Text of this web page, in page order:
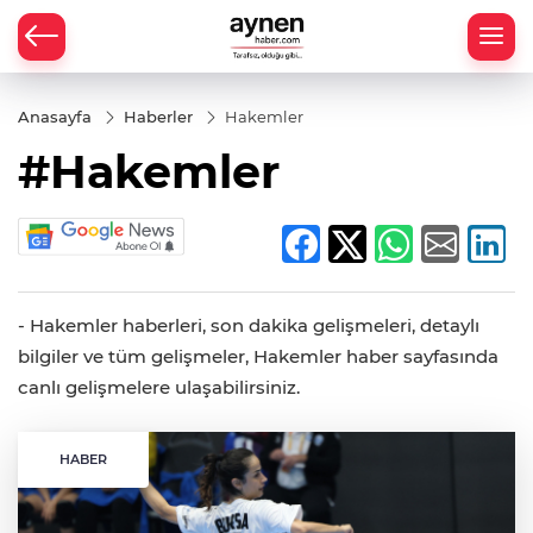
Anasayfa Haberler Hakemler
#Hakemler
- Hakemler haberleri, son dakika gelişmeleri, detaylı
bilgiler ve tüm gelişmeler, Hakemler haber sayfasında
canlı gelişmelere ulaşabilirsiniz.
HABER